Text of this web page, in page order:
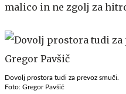
malico in ne zgolj za
Dovolj prostora tudi za prevoz smuči.
Foto: Gregor Pavšič